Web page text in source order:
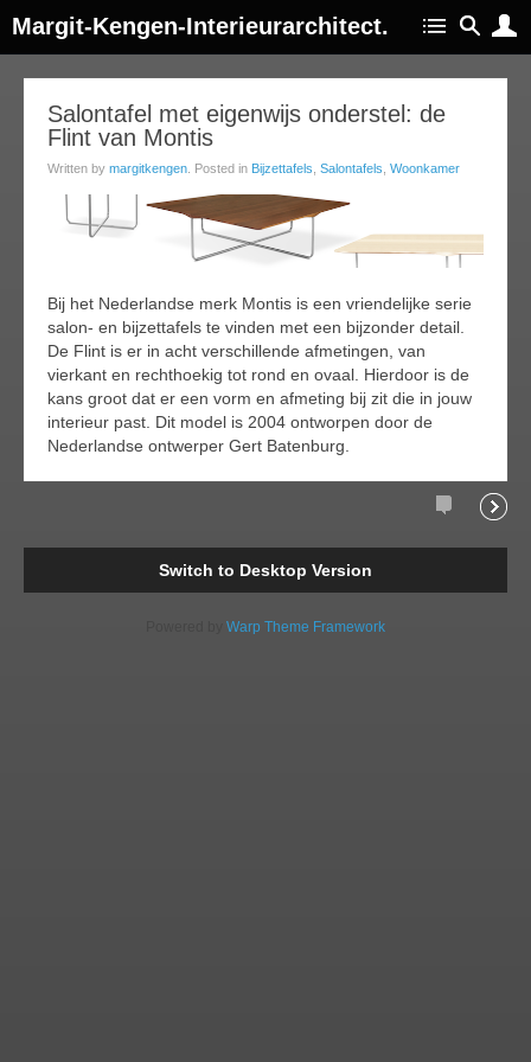
Margit-Kengen-Interieurarchitect.
Salontafel met eigenwijs onderstel: de
Flint van Montis
Written by margitkengen . Posted in Bijzettafels Salontafels Woonkamer
Bij het Nederlandse merk Montis is een vriendelijke serie
salon- en bijzettafels te vinden met een bijzonder detail.
De Flint is er in acht verschillende afmetingen, van
vierkant en rechthoekig tot rond en ovaal. Hierdoor is de
kans groot dat er een vorm en afmeting bij zit die in jouw
interieur past. Dit model is 2004 ontworpen door de
Nederlandse ontwerper Gert Batenburg.
Comments
Switch to Desktop Version
Warp Theme Framework